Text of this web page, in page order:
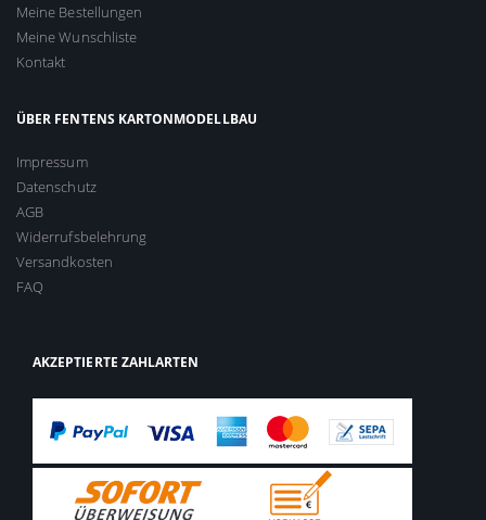
Meine Bestellungen
Meine Wunschliste
Kontakt
ÜBER FENTENS KARTONMODELLBAU
Impressum
Datenschutz
AGB
Widerrufsbelehrung
Versandkosten
FAQ
AKZEPTIERTE ZAHLARTEN